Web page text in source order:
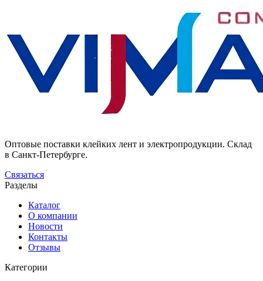
Оптовые поставки клейких лент и электропродукции. Склад
в Санкт-Петербурге.
Связаться
Разделы
Каталог
О компании
Новости
Контакты
Отзывы
Категории